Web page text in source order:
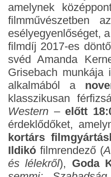
amelynek
filmművészetben
esélyegyenlőséget,
filmdíj 2017-es
svéd Amanda
Grisebach
alkalmából a
klasszikusan
Western – előtt
érdeklődőket,
kortárs
Ildikó filmrendező (
és lélekről), Goda